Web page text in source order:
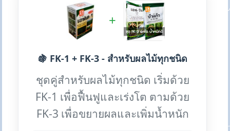
+
🍇 FK-1 + FK-3 - สำหรับผลไม้ทุกชนิด
ชุดคู่สำหรับผลไม้ทุกชนิด เริ่มด้วย
FK-1 เพื่อฟื้นฟูและเร่งโต ตามด้วย
FK-3 เพื่อขยายผลและเพิ่มน้ำหนัก